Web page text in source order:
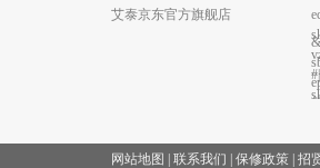
艾泰京东官方旗舰店
...
网站地图 联系我们 保修政策 招